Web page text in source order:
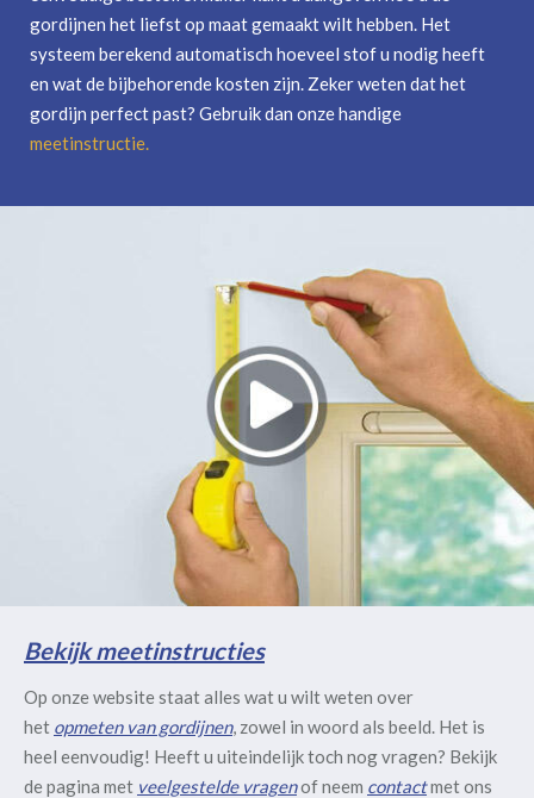
gordijnen het liefst op maat gemaakt wilt hebben. Het
systeem berekend automatisch hoeveel stof u nodig heeft
en wat de bijbehorende kosten zijn. Zeker weten dat het
gordijn perfect past? Gebruik dan onze handige
meetinstructie.
Bekijk meetinstructies
Op onze website staat alles wat u wilt weten over
het opmeten van gordijnen, zowel in woord als beeld. Het is
heel eenvoudig! Heeft u uiteindelijk toch nog vragen? Bekijk
de pagina met veelgestelde vragenof neem contactmet ons